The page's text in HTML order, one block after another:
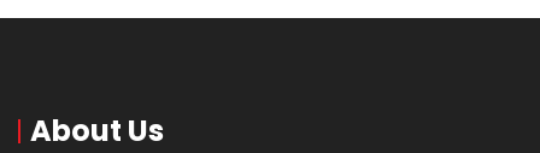
About Us